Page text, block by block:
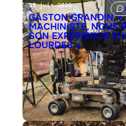
25 juin 2026
GASTON GRANDIN,
MACHINISTE, NOUS
SON EXPÉRIENCE
LOURDES »